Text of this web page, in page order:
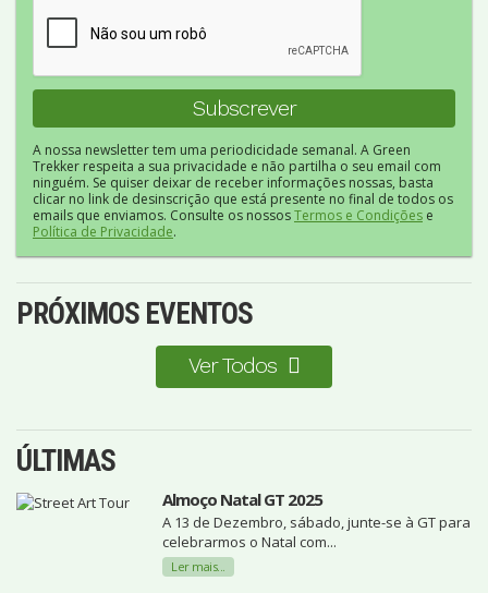
A nossa newsletter tem uma periodicidade semanal. A Green
Trekker respeita a sua privacidade e não partilha o seu email com
ninguém. Se quiser deixar de receber informações nossas, basta
clicar no link de desinscrição que está presente no final de todos os
emails que enviamos. Consulte os nossosTermos e Condições e
Política de Privacidade.
PRÓXIMOS EVENTOS
Ver Todos
ÚLTIMAS
Almoço Natal GT 2025
A 13 de Dezembro, sábado, junte-se à GT para
celebrarmos o Natal com...
Ler mais...